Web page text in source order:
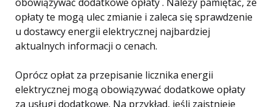
opłaty te mogą ulec zmianie i zaleca się sprawdzenie
u dostawcy energii elektrycznej najbardziej
aktualnych informacji o cenach.
Oprócz opłat za przepisanie licznika energii
elektrycznej mogą obowiązywać dodatkowe opłaty
za usługi dodatkowe. Na przykład, jeśli zaistnieje